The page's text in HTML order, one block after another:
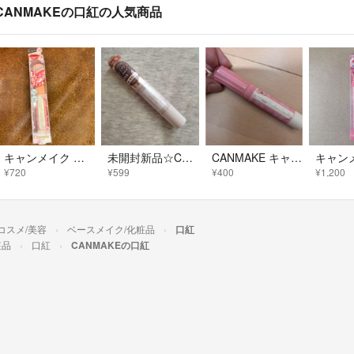
の口紅の人気商品
キャンメイク むちぷるティント 02(2.5g)
¥720
未開封新品☆CANMAKE キャンメイク ステイオンバームルージュ 16
¥599
CANMAKE キャンメイク むちぷるティント 08
¥400 ¥1,200
スメ/美容 ベースメイク/化粧品 口紅
口紅 CANMAKEの口紅